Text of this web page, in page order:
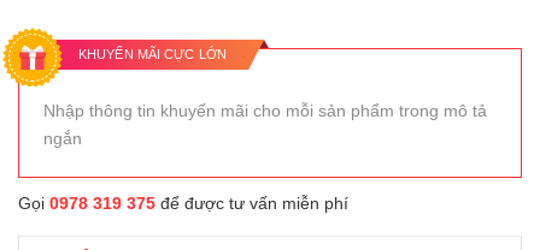
KHUYẾN MÃI CỰC LỚN
Nhập thông tin khuyến mãi cho mỗi sản phẩm trong mô tả
ngắn
Gọi 0978 319 375 để được tư vấn miễn phí